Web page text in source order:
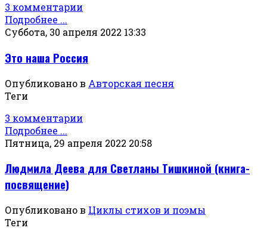
3 комментарии
Подробнее ...
Суббота, 30 апреля 2022 13:33
Это наша Россия
Опубликовано в Авторская песня
Теги
3 комментарии
Подробнее ...
Пятница, 29 апреля 2022 20:58
Людмила Деева для Светланы Тишкиной (книга-
посвящение)
Опубликовано в Циклы стихов и поэмы
Теги